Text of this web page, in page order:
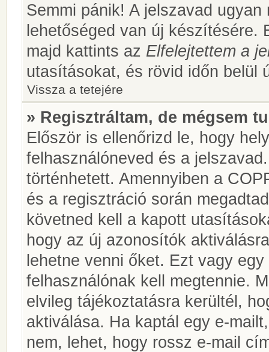
Semmi pánik! A jelszavad
lehetőséged van új készítésére.
majd kattints az Elfelejtettem a
utasításokat, és rövid időn belül
Vissza a tetejére
» Regisztráltam, de mégsem
Először is ellenőrizd le, hogy
felhasználóneved és a
történhetett. Amennyiben a
és a regisztráció során
követned kell a kapott
hogy az új azonosítók
lehetne venni őket. Ezt vagy
felhasználónak kell megtennie.
elvileg tájékoztatásra kerültél,
aktiválása. Ha kaptál egy e-
nem, lehet, hogy rossz e-mail